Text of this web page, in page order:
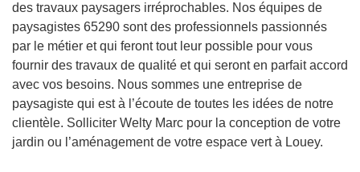
des travaux paysagers irréprochables. Nos équipes de
paysagistes 65290 sont des professionnels passionnés
par le métier et qui feront tout leur possible pour vous
fournir des travaux de qualité et qui seront en parfait accord
avec vos besoins. Nous sommes une entreprise de
paysagiste qui est à l’écoute de toutes les idées de notre
clientèle. Solliciter Welty Marc pour la conception de votre
jardin ou l’aménagement de votre espace vert à Louey.